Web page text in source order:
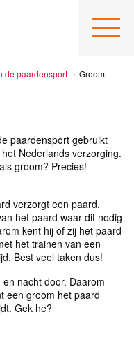
de paardensport Groom
paardensport gebruikt
Nederlands verzorging.
groom? Precies!
verzorgt een paard.
het paard waar dit nodig
kent hij of zij het paard
het trainen van een
Best veel taken dus!
nacht door. Daarom
een groom het paard
Gek he?